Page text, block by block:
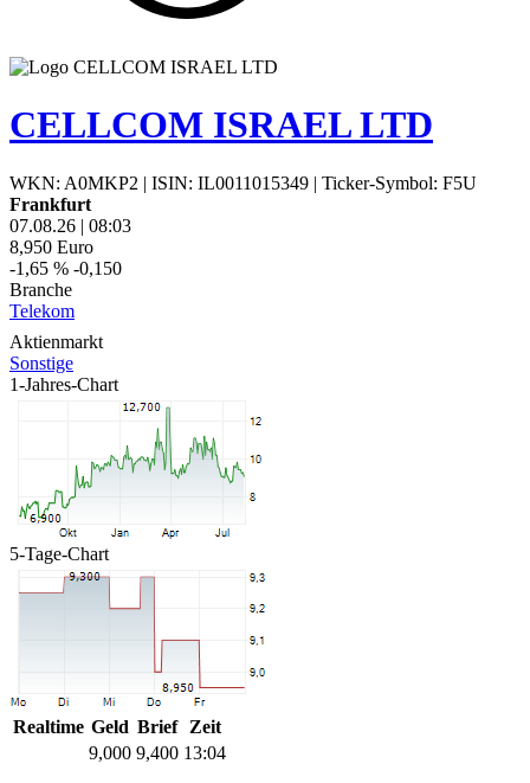
CELLCOM ISRAEL LTD
WKN: A0MKP2 | ISIN: IL0011015349 | Ticker-Symbol: F5U
Frankfurt
07.08.26 | 08:03
8,950 Euro
-1,65 % -0,150
Branche
Telekom
Aktienmarkt
Sonstige
1-Jahres-Chart
5-Tage-Chart
Realtime Geld Brief
Zeit
9,000 9,400 13:04